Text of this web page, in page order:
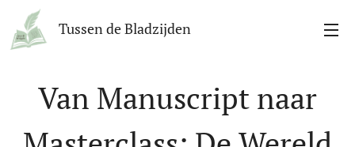
Tussen de Bladzijden
Van Manuscript naar